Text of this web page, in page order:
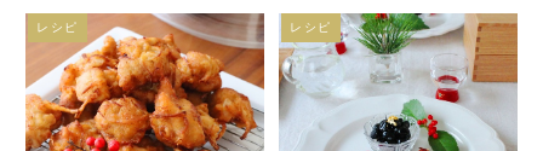
レシピ レシピ